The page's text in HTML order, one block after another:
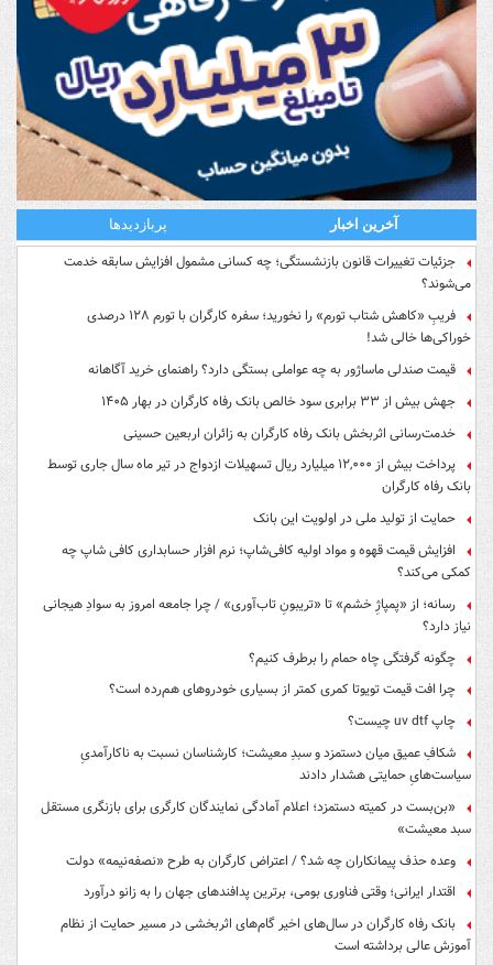
آخرین اخبار پربازدیدها
جزئیات تغییرات قانون بازنشستگی؛ چه کسانی مشمول افزایش سابقه خدمت
می‌شوند؟
فریبِ «کاهش شتاب تورم» را نخورید؛ سفره کارگران با تورم ۱۲۸ درصدی
خوراکی‌ها خالی شد!
قیمت صندلی ماساژور به چه عواملی بستگی دارد؟ راهنمای خرید آگاهانه
جهش بیش از ۳۳ برابری سود خالص بانک رفاه کارگران در بهار ۱۴۰۵
خدمت‌رسانی اثربخش بانک رفاه کارگران به زائران اربعین حسینی
پرداخت بیش از ۱۲,۰۰۰ میلیارد ریال تسهیلات ازدواج در تیر ماه سال جاری توسط
بانک رفاه کارگران
حمایت از تولید ملی در اولویت این بانک
افزایش قیمت قهوه و مواد اولیه کافی‌شاپ؛ نرم افزار حسابداری کافی شاپ چه
کمکی می‌کند؟
رسانه؛ از «پمپاژِ خشم» تا «تریبونِ تاب‌آوری» / چرا جامعه امروز به سوادِ هیجانی
نیاز دارد؟
چگونه گرفتگی چاه حمام را برطرف کنیم؟
چرا افت قیمت تویوتا کمری کمتر از بسیاری خودروهای هم‌رده است؟
چاپ uv dtf چیست؟
شکافِ عمیق میان دستمزد و سبدِ معیشت؛ کارشناسان نسبت به ناکارآمدیِ
سیاست‌هایِ حمایتی هشدار دادند
«بن‌بست در کمیته دستمزد؛ اعلام آمادگی نمایندگان کارگری برای بازنگری مستقل
سبد معیشت»
وعده حذف پیمانکاران چه شد؟ / اعتراض کارگران به طرح «نصفه‌نیمه» دولت
اقتدار ایرانی؛ وقتی فناوری بومی، برترین پدافندهای جهان را به زانو درآورد
بانک رفاه کارگران در سال‌های اخیر گام‌های اثربخشی در مسیر حمایت از نظام
آموزش عالی برداشته است